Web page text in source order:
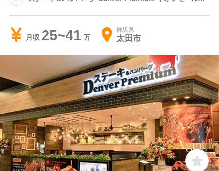
月収 25~41 群馬県
太田市